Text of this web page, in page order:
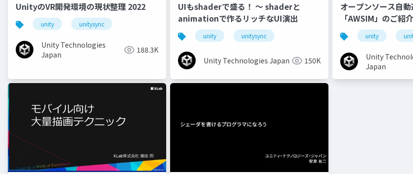
UnityのVR開発環境の現状整理 2022
unity unitysync
Unity Technologies
Japan
188.3K
UIもshaderで盛る！ 〜 shaderと
animationで作るリッチなUI演出
unity unitysync
Unity Technologies Japan 150K
オープンソース自
「AWSIM」のご紹
unity
Unity
Japan